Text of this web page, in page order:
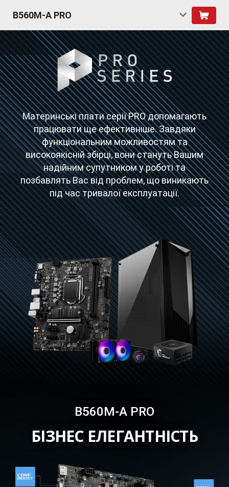
B560M-A PRO
Материнські плати серії PRO допомагають
працювати ще ефективніше. Завдяки
функціональним можливостям та
високоякісній збірці, вони стануть Вашим
надійним супутником у роботі та
позбавлять Вас від проблем, що виникають
під час тривалої експлуатації.
B560M-A PRO
БІЗНЕС ЕЛЕГАНТНІСТЬ